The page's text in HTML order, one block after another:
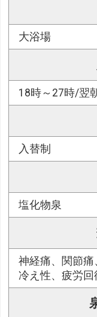
大浴場
18時～27時/翌
入替制
塩化物泉
神経痛、関節痛
冷え性、疲労回